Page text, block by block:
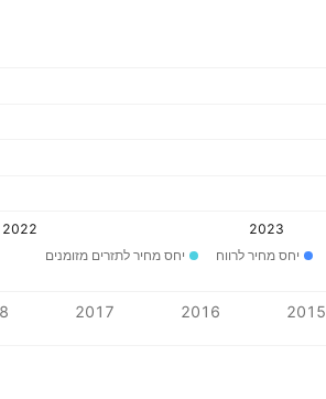
2022 2023
יחס מחיר לרווח
יחס מחיר לתזרים מזומנים
2015
2016
2017